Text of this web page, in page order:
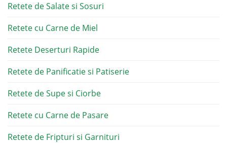
Retete de Salate si Sosuri
Retete cu Carne de Miel
Retete Deserturi Rapide
Retete de Panificatie si Patiserie
Retete de Supe si Ciorbe
Retete cu Carne de Pasare
Retete de Fripturi si Garnituri